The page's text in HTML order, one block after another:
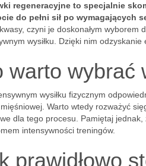
regeneracyjne to specjalnie
do pełni sił po wymagających
czyni je doskonałym
wysiłku. Dzięki nim
warto wybrać
wysiłku fizycznym
Warto wtedy rozważyć
dla tego procesu. Pamiętaj
intensywności treningów.
prawidłowo